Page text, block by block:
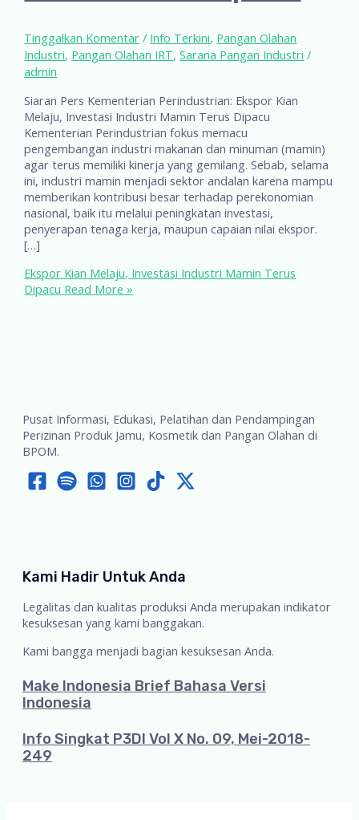
Tinggalkan Komentar / Info Terkini, Pangan Olahan
Industri, Pangan Olahan IRT,Sarana Pangan Industri /
admin
Siaran Pers Kementerian Perindustrian: Ekspor Kian
Melaju, Investasi Industri Mamin Terus Dipacu
Kementerian Perindustrian fokus memacu
pengembangan industri makanan dan minuman (mamin)
agar terus memiliki kinerja yang gemilang. Sebab, selama
ini, industri mamin menjadi sektor andalan karena mampu
memberikan kontribusi besar terhadap perekonomian
nasional, baik itu melalui peningkatan investasi,
penyerapan tenaga kerja, maupun capaian nilai ekspor.
[…]
Ekspor Kian Melaju, Investasi Industri Mamin Terus
Dipacu Read More »
Pusat Informasi, Edukasi, Pelatihan dan Pendampingan
Perizinan Produk Jamu, Kosmetik dan Pangan Olahan di
BPOM.
Kami Hadir Untuk Anda
Legalitas dan kualitas produksi Anda merupakan indikator
kesuksesan yang kami banggakan.
Kami bangga menjadi bagian kesuksesan Anda.
Make Indonesia Brief Bahasa Versi
Indonesia
Info Singkat P3DI Vol X No. 09, Mei-2018-
249